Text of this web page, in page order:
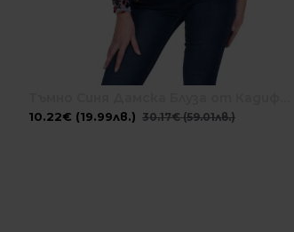
10.22€ (19.99лв.) 30.17€ (59.01лв.)